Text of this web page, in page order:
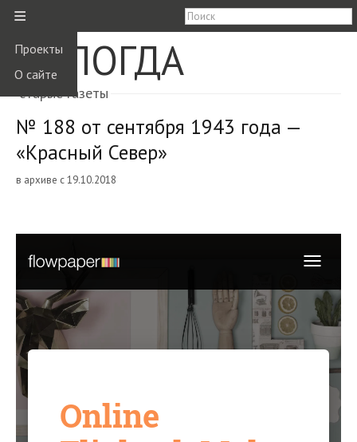
≡
Проекты
О сайте
ВОЛОГДА
старые газеты
№ 188 от сентября 1943 года —
«Красный Север»
в архиве с 19.10.2018